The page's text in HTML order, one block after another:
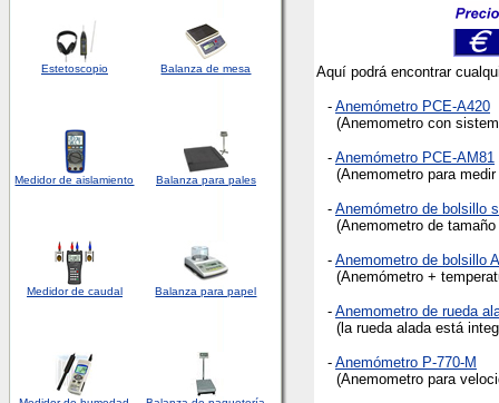
Estetoscopio Balanza de mesa
Medidor de aislamiento Balanza para pales
Medidor de caudal Balanza para papel
Aquí podrá encontrar
- Anemómetro PCE-A420
(Anemometro con
- Anemómetro PCE-AM81
(Anemometro para
- Anemómetro de bolsillo
(Anemometro de
- Anemometro de bolsillo
(Anemómetro +
- Anemometro de rueda
(la rueda alada está
- Anemómetro P-770-M
(Anemometro para